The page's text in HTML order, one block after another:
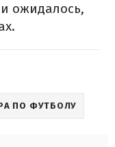
ожидалось,
ПО ФУТБОЛУ